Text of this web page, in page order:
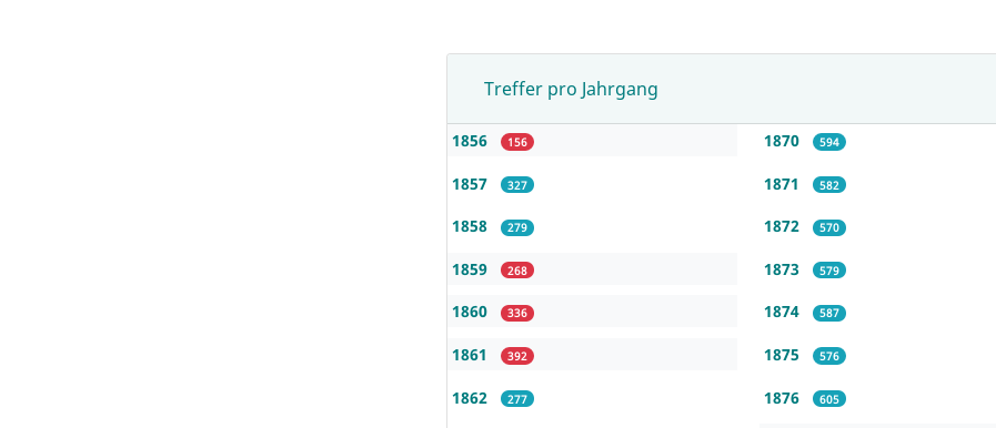
Treffer pro Jahrgang
1856 156
1857 327
1858 279
1859 268
1860 336
1861 392
1862 277
1870 594
1871 582
1872 570
1873 579
1874 587
1875 576
1876 605